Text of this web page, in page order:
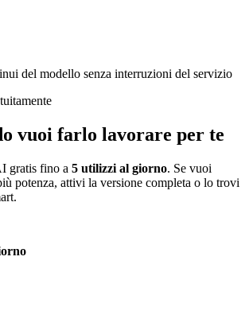
del modello senza interruzioni del servizio
vuoi farlo lavorare per te
gratis fino a 5 utilizzi al giorno. Se vuoi
potenza, attivi la versione completa o lo trovi